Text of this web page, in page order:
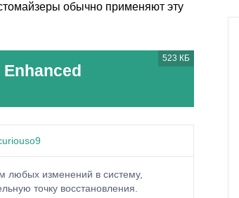
обычно применяют эту
Enhanced
523 КБ
любых изменений в систему,
точку восстановления.